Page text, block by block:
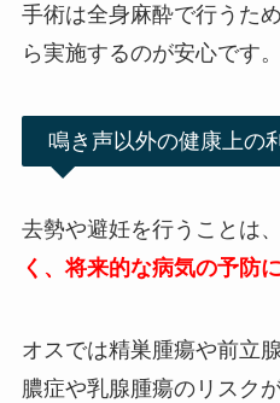
手術は全身麻酔で行うた
ら実施するのが安心です。
鳴き声以外の健康上の
去勢や避妊を行うことは、
く、将来的な病気の予防
オスでは精巣腫瘍や前立
膿症や乳腺腫瘍のリスク